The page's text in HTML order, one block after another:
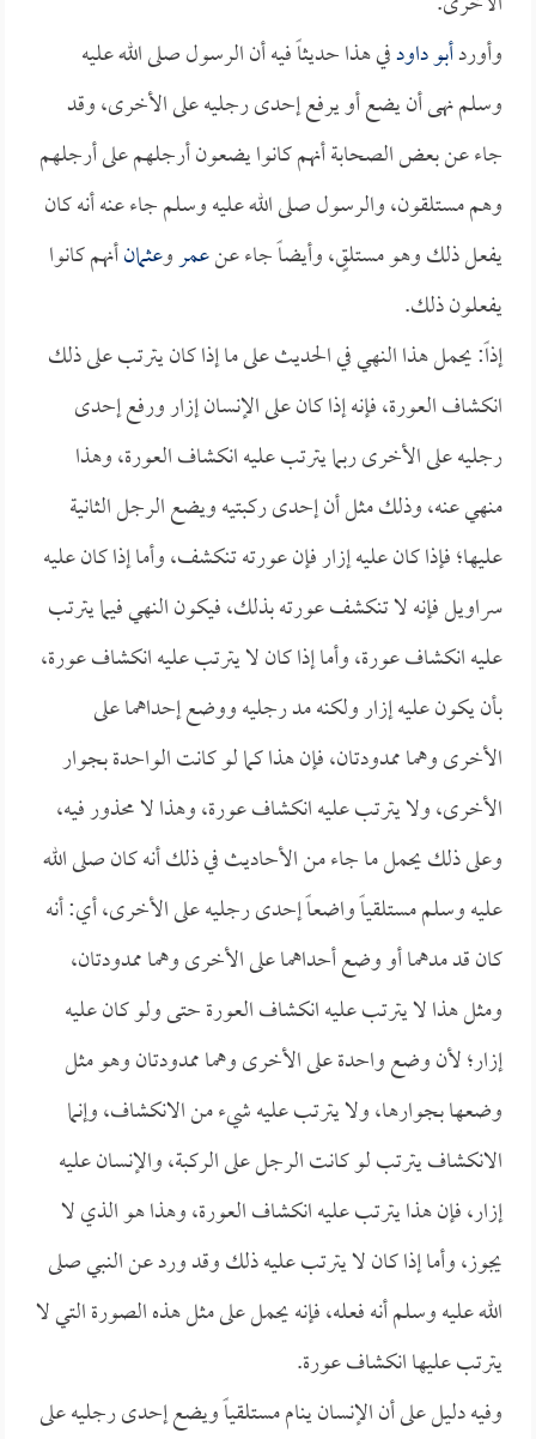
وأوردأبو داودفي هذا حديثاً فيه أن الرسول صلى الله عليه
وسلم نهى أن يضع أو يرفع إحدى رجليه على الأخرى، وقد
جاء عن بعض الصحابة أنهم كانوا يضعون أرجلهم على أرجلهم
وهم مستلقون، والرسول صلى الله عليه وسلم جاء عنه أنه كان
يفعل ذلك وهو مستلقٍ، وأيضاً جاء عنعمروعثمانأنهم كانوا
يفعلون ذلك.
إذاً: يحمل هذا النهي في الحديث على ما إذا كان يترتب على ذلك
انكشاف العورة، فإنه إذا كان على الإنسان إزار ورفع إحدى
رجليه على الأخرى ربما يترتب عليه انكشاف العورة، وهذا
منهي عنه، وذلك مثل أن إحدى ركبتيه ويضع الرجل الثانية
عليها؛ فإذا كان عليه إزار فإن عورته تنكشف، وأما إذا كان عليه
سراويل فإنه لا تنكشف عورته بذلك، فيكون النهي فيما يترتب
عليه انكشاف عورة، وأما إذا كان لا يترتب عليه انكشاف عورة،
بأن يكون عليه إزار ولكنه مد رجليه ووضع إحداهما على
الأخرى وهما ممدودتان، فإن هذا كما لو كانت الواحدة بجوار
الأخرى، ولا يترتب عليه انكشاف عورة، وهذا لا محذور فيه،
وعلى ذلك يحمل ما جاء من الأحاديث في ذلك أنه كان صلى الله
عليه وسلم مستلقياً واضعاً إحدى رجليه على الأخرى، أي: أنه
كان قد مدهما أو وضع أحداهما على الأخرى وهما ممدودتان،
ومثل هذا لا يترتب عليه انكشاف العورة حتى ولو كان عليه
إزار؛ لأن وضع واحدة على الأخرى وهما ممدودتان وهو مثل
وضعها بجوارها، ولا يترتب عليه شيء من الانكشاف، وإنما
الانكشاف يترتب لو كانت الرجل على الركبة، والإنسان عليه
إزار، فإن هذا يترتب عليه انكشاف العورة، وهذا هو الذي لا
يجوز، وأما إذا كان لا يترتب عليه ذلك وقد ورد عن النبي صلى
الله عليه وسلم أنه فعله، فإنه يحمل على مثل هذه الصورة التي لا
يترتب عليها انكشاف عورة.
وفيه دليل على أن الإنسان ينام مستلقياً ويضع إحدى رجليه على